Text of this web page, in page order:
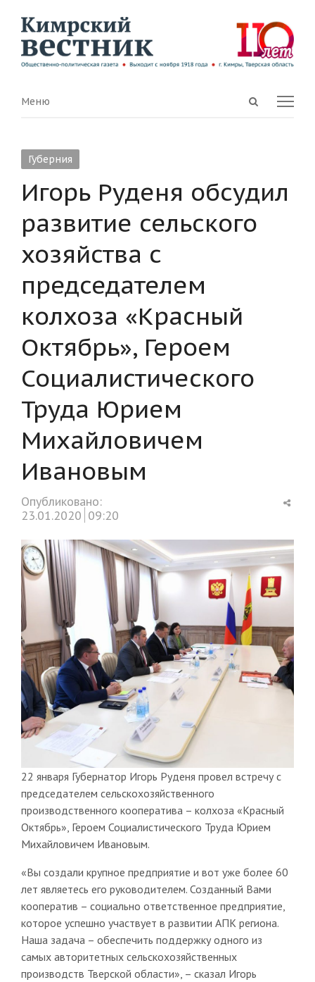
Open
Menu
Меню
Губерния
Игорь Руденя обсудил
развитие сельского
хозяйства с
председателем
колхоза «Красный
Октябрь», Героем
Социалистического
Труда Юрием
Михайловичем
Ивановым
Опубликовано:
23.01.2020 09:20
22 января Губернатор Игорь Руденя провел встречу с
председателем сельскохозяйственного
производственного кооператива – колхоза «Красный
Октябрь», Героем Социалистического Труда Юрием
Михайловичем Ивановым.
«Вы создали крупное предприятие и вот уже более 60
лет являетесь его руководителем. Созданный Вами
кооператив – социально ответственное предприятие,
которое успешно участвует в развитии АПК региона.
Наша задача – обеспечить поддержку одного из
самых авторитетных сельскохозяйственных
производств Тверской области», – сказал Игорь